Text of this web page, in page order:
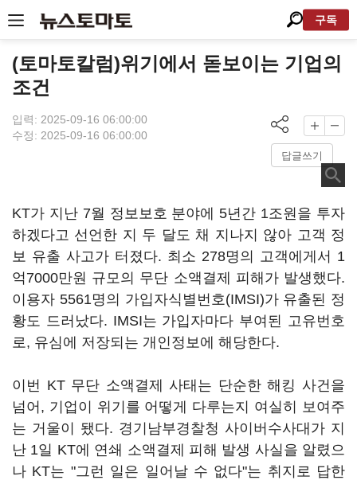
구독
(토마토칼럼)위기에서 돋보이는 기업의
조건
입력: 2025-09-16 06:00:00
수정: 2025-09-16 06:00:00
답글쓰기
KT가 지난 7월 정보보호 분야에 5년간 1조원을 투자
하겠다고 선언한 지 두 달도 채 지나지 않아 고객 정
보 유출 사고가 터졌다. 최소 278명의 고객에게서 1
억7000만원 규모의 무단 소액결제 피해가 발생했다.
이용자 5561명의 가입자식별번호(IMSI)가 유출된 정
황도 드러났다. IMSI는 가입자마다 부여된 고유번호
로, 유심에 저장되는 개인정보에 해당한다.
이번 KT 무단 소액결제 사태는 단순한 해킹 사건을
넘어, 기업이 위기를 어떻게 다루는지 여실히 보여주
는 거울이 됐다. 경기남부경찰청 사이버수사대가 지
난 1일 KT에 연쇄 소액결제 피해 발생 사실을 알렸으
나 KT는 "그런 일은 일어날 수 없다"는 취지로 답한